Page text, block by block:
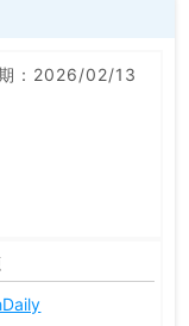
：2026/02/13